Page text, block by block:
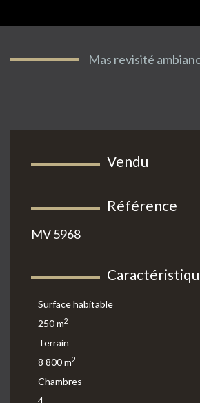
Mas revisité
Vendu
Référence
MV 5968
Surface habitable
250 m2
Terrain
8 800 m2
Chambres
4